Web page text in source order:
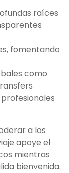
raíces
fomentando
como
a los
apoye el
mientras
bienvenida.